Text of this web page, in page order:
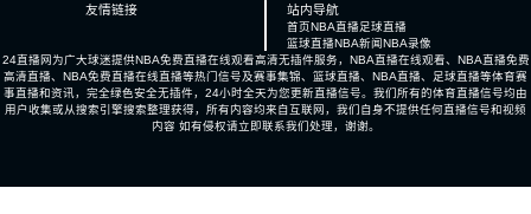
友情链接 站内导航
首页NBA直播足球直播
篮球直播NBA新闻NBA录像
24直播网为广大球迷提供NBA免费直播在线观看高清无插件服务，NBA直播在线观看、NBA直播免费
高清直播、NBA免费直播在线直播等热门信号及赛事集锦、篮球直播、NBA直播、足球直播等体育赛
事直播和资讯，完全绿色安全无插件，24小时全天为您更新直播信号。我们所有的体育直播信号均由
用户收集或从搜索引擎搜索整理获得，所有内容均来自互联网，我们自身不提供任何直播信号和视频
内容 如有侵权请立即联系我们处理，谢谢。